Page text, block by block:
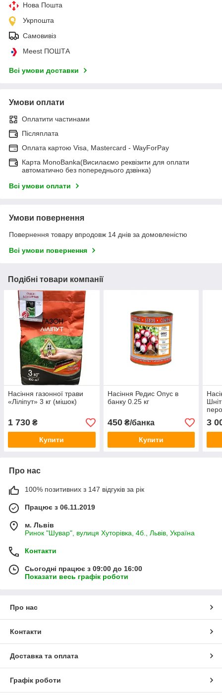
Нова Пошта
Укрпошта
Самовивіз
Meest ПОШТА
Всі умови доставки
Умови оплати
Оплатити частинами
Післяплата
Оплата картою Visa, Mastercard - WayForPay
Карта MonoBanka(Висилаємо реквізити для оплати
автоматично без попереднього дзвінка)
Всі умови оплати
Умови повернення
Повернення товару впродовж 14 днів за домовленістю
Всі умови повернення
Подібні товари компанії
Насіння газонної трави
«Ліліпут» 3 кг (мішок)
1 730 ₴
Купити
Насіння Редис Опус в
банку 0.25 кг
450₴/банка
Купити
3
Про нас
100% позитивних з 147 відгуків за рік
Працює з 06.11.2019
м. Львів
Ринок "Шувар", вулиця Хуторівка, 4б., Львів, Україна
Контакти
Сьогодні працює з 09:00 до 16:00
Показати весь графік роботи
Про нас
Контакти
Доставка та оплата
Графік роботи